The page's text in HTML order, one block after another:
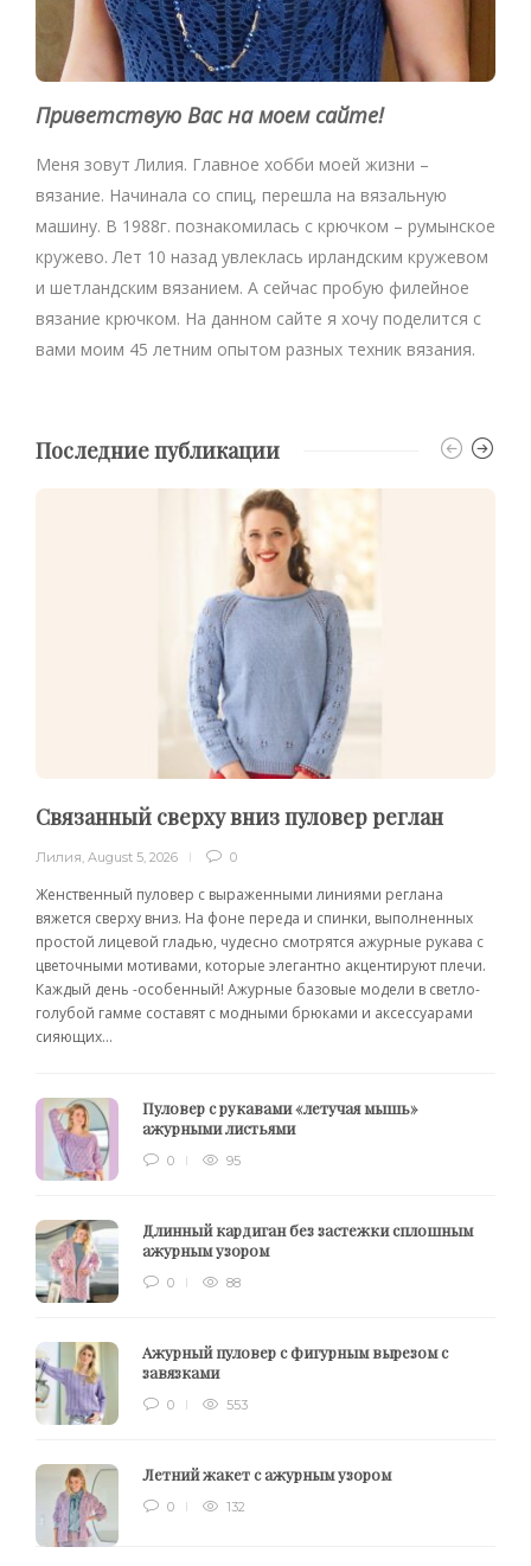
Приветствую Вас на моем сайте!
Меня зовут Лилия. Главное хобби моей жизни –
вязание. Начинала со спиц, перешла на вязальную
машину. В 1988г. познакомилась с крючком – румынское
кружево. Лет 10 назад увлеклась ирландским кружевом
и шетландским вязанием. А сейчас пробую филейное
вязание крючком. На данном сайте я хочу поделится с
вами моим 45 летним опытом разных техник вязания.
Последние публикации
Связанный сверху вниз пуловер реглан
Лилия August 5, 2026 0
Женственный пуловер с выраженными линиями реглана
вяжется сверху вниз. На фоне переда и спинки, выполненных
простой лицевой гладью, чудесно смотрятся ажурные рукава с
цветочными мотивами, которые элегантно акцентируют плечи.
Каждый день -особенный! Ажурные базовые модели в светло-
голубой гамме составят с модными брюками и аксессуарами
сияющих...
Пуловер с рукавами «летучая мышь»
ажурными листьями
0 95
Длинный кардиган без застежки сплошным
ажурным узором
0 88
Ажурный пуловер с фигурным вырезом с
завязками
0 553
Летний жакет с ажурным узором
0 132